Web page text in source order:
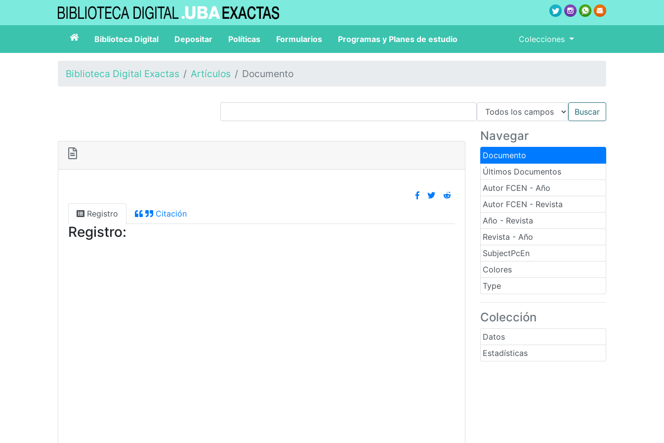
Biblioteca Digital Depositar Políticas Formularios Programas y Planes de estudio Colecciones
Biblioteca Digital Exactas Artículos Documento
Navegar
Documento
Últimos Documentos
Autor FCEN - Año
Autor FCEN - Revista
Año - Revista
Revista - Año
SubjectPcEn
Colores
Type
Colección
Datos
Estadísticas
Registro Citación
Registro: